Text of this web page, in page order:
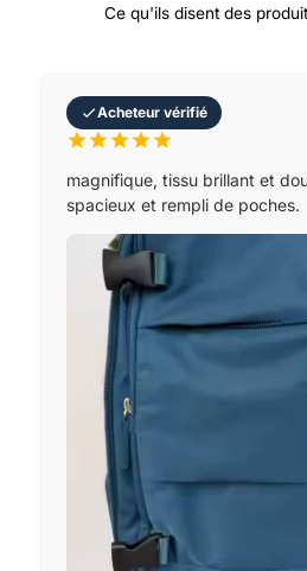
Ce qu'ils disent des
Acheteur vérifié
magnifique, tissu brillant et
spacieux et rempli de poches.